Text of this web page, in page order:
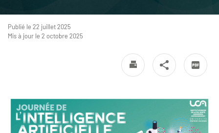
Publié le 22 juillet 2025
Mis à jour le 2 octobre 2025